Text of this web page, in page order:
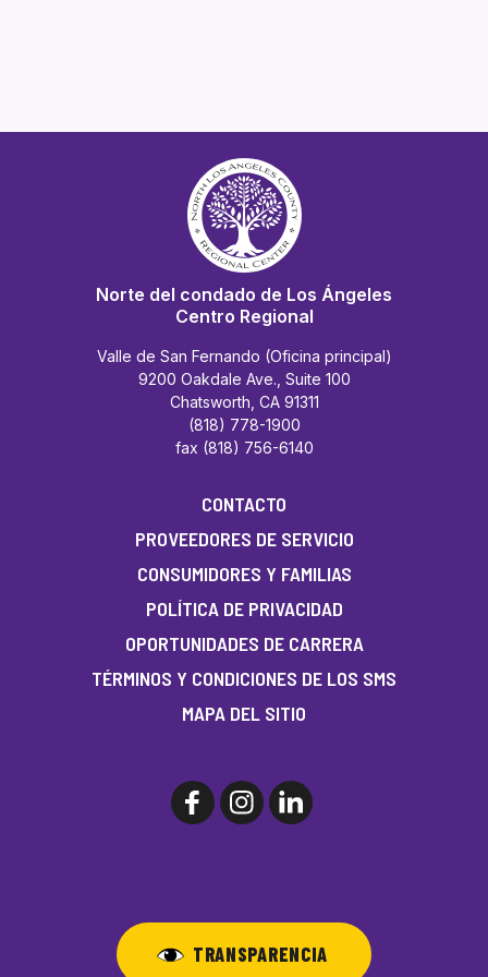
Norte del condado de Los Ángeles
Centro Regional
Valle de San Fernando (Oficina principal)
9200 Oakdale Ave., Suite 100
Chatsworth, CA 91311
(818) 778-1900
fax (818) 756-6140
CONTACTO
PROVEEDORES DE SERVICIO
CONSUMIDORES Y FAMILIAS
POLÍTICA DE PRIVACIDAD
OPORTUNIDADES DE CARRERA
TÉRMINOS Y CONDICIONES DE LOS SMS
MAPA DEL SITIO
TRANSPARENCIA